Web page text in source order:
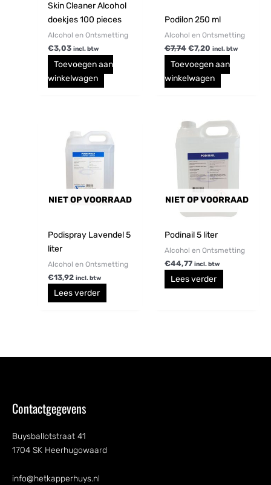
Skin Cleaner Alcohol
doekjes 100 pieces
Alcohol en Ontsmetting
€3,03 incl. btw
Toevoegen aan
winkelwagen
Podilon 250 ml
Alcohol en Ontsmetting
€7,74 €7,20 incl. btw
Toevoegen aan
winkelwagen
NIET OP VOORRAAD
Podispray Lavendel 5
liter
Alcohol en Ontsmetting
€13,92 incl. btw
Lees verder
NIET OP VOORRAAD
Podinail 5 liter
Alcohol en Ontsmetting
€44,77 incl. btw
Lees verder
Contactgegevens
Buysballotstraat 41
1704 SK Heerhugowaard
info@hetkapperhuys.nl